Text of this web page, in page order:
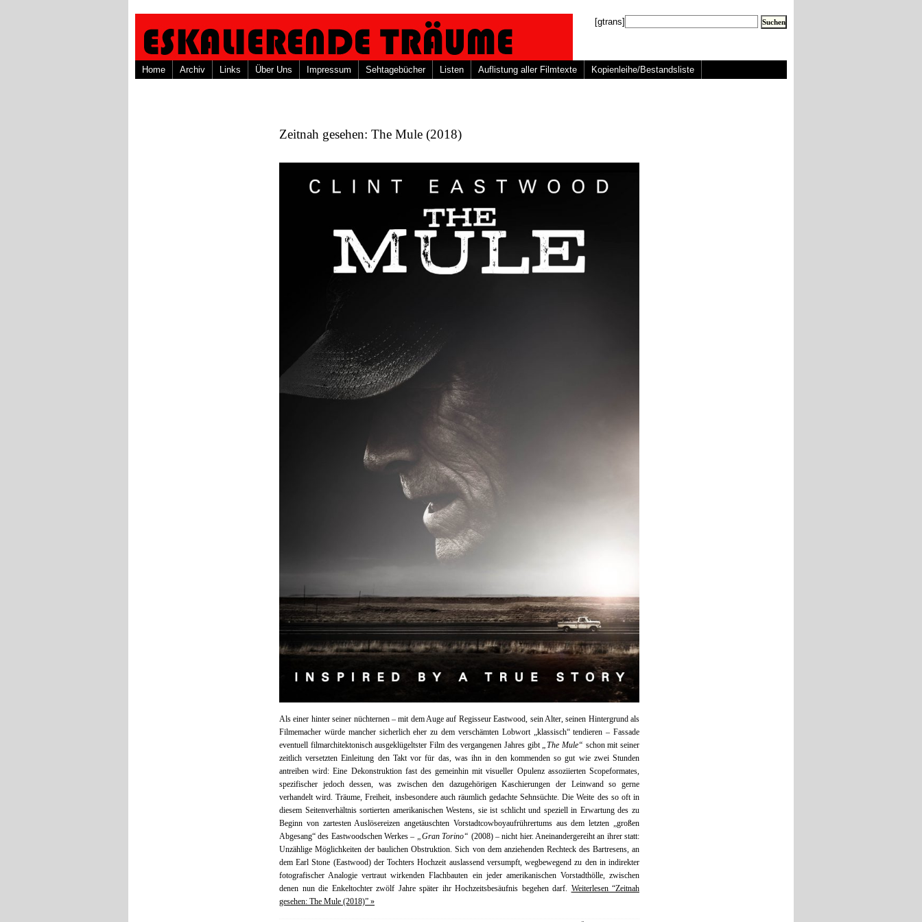
[gtrans]
Home Archiv Links Über Uns Impressum Sehtagebücher Listen Auflistung aller Filmtexte Kopienleihe/Bestandsliste
Zeitnah gesehen: The Mule (2018)
Als einer hinter seiner nüchternen – mit dem Auge auf Regisseur Eastwood, sein Alter, seinen Hintergrund als
Filmemacher würde mancher sicherlich eher zu dem verschämten Lobwort „klassisch“ tendieren – Fassade
eventuell filmarchitektonisch ausgeklügeltster Film des vergangenen Jahres gibt „The Mule“ schon mit seiner
zeitlich versetzten Einleitung den Takt vor für das, was ihn in den kommenden so gut wie zwei Stunden
antreiben wird: Eine Dekonstruktion fast des gemeinhin mit visueller Opulenz assoziierten Scopeformates,
spezifischer jedoch dessen, was zwischen den dazugehörigen Kaschierungen der Leinwand so gerne
verhandelt wird. Träume, Freiheit, insbesondere auch räumlich gedachte Sehnsüchte. Die Weite des so oft in
diesem Seitenverhältnis sortierten amerikanischen Westens, sie ist schlicht und speziell in Erwartung des zu
Beginn von zartesten Auslösereizen angetäuschten Vorstadtcowboyaufrührertums aus dem letzten „großen
Abgesang“ des Eastwoodschen Werkes – „Gran Torino“ (2008) – nicht hier. Aneinandergereiht an ihrer statt:
Unzählige Möglichkeiten der baulichen Obstruktion. Sich von dem anziehenden Rechteck des Bartresens, an
dem Earl Stone (Eastwood) der Tochters Hochzeit auslassend versumpft, wegbewegend zu den in indirekter
fotografischer Analogie vertraut wirkenden Flachbauten ein jeder amerikanischen Vorstadthölle, zwischen
denen nun die Enkeltochter zwölf Jahre später ihr Hochzeitsbesäufnis begehen darf. Weiterlesen “Zeitnah
gesehen: The Mule (2018)” »